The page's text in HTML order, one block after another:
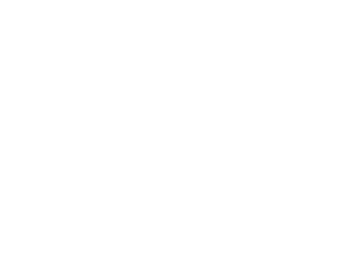
merci tarafından öğrenilmesi ile başlar. Konu
günlük süreyi başlatmaz. Bu durumda süre,
tarihte başlar.
çıkar sağlaması halinde bir yıllık süre
süreye uymak kaydıyla olayın üzerinden ne
Bu durumda işveren işçinin iş
fesih hakkını kullanamayacaktır.